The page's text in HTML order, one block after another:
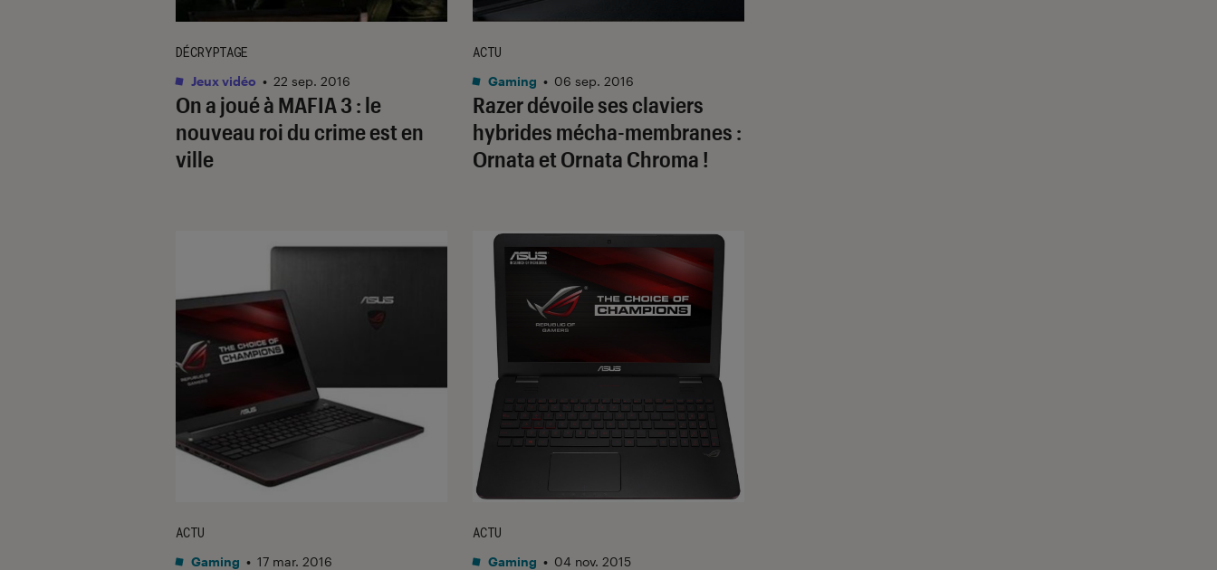
On a joué à MAFIA 3 : le
nouveau roi du crime est en
ville
DÉCRYPTAGE
Jeux vidéo • 22 sep. 2016
Razer dévoile ses claviers
hybrides mécha-membranes :
Ornata et Ornata Chroma !
ACTU
Gaming • 06 sep. 2016
ACTU
Gaming • 17 mar. 2016
ACTU
Gaming • 04 nov. 2015